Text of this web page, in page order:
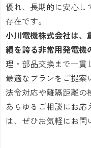
優れ、長期的に安心し
存在です。
小川電機株式会社は、
績を誇る非常用発電機
理・部品交換まで一貫
最適なプランをご提案
法令対応や離隔距離の
あらゆるご相談にお
は、ぜひお気軽にお問